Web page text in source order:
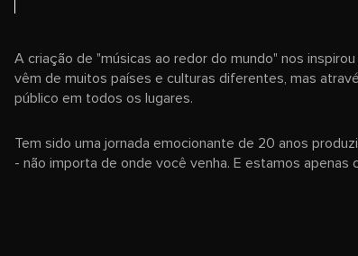
A criação de "músicas ao redor do mundo" nos
vêm de muitos países e culturas diferentes, mas
público em todos os lugares.
Tem sido uma jornada emocionante de 20 anos
- não importa de onde você venha. E estamos apenas